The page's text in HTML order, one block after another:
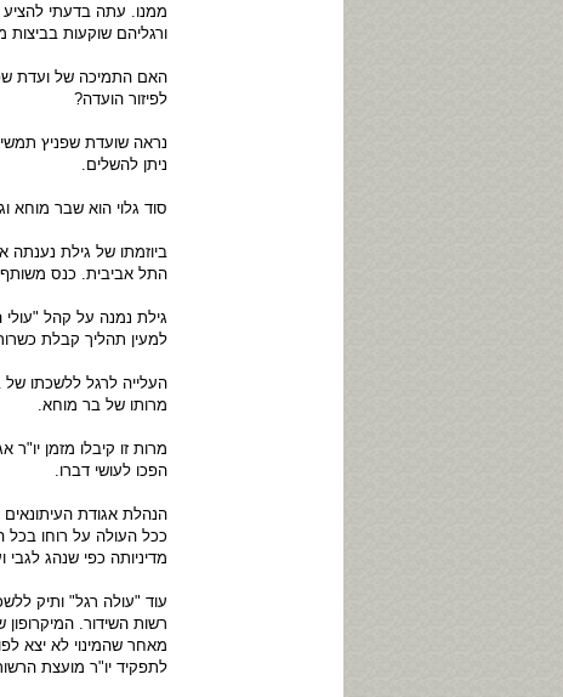
ממנו. עתה בדעתי להציע
ורגליהם שוקעות בביצות
האם התמיכה של ועדת
לפיזור הועדה?
נראה שועדת שפניץ
ניתן להשלים.
סוד גלוי הוא שבר מוחא
ביוזמתו של גילת נענתה
התל אביבית. כנס משותף
גילת נמנה על קהל
למעין תהליך קבלת
העלייה לרגל ללשכתו
מרותו של בר מוחא.
מרות זו קיבלו מזמן
הפכו לעושי דברו.
הנהלת אגודת
ככל העולה על רוחו
מדיניותה כפי שנהג לגבי
עוד "עולה רגל" ותיק
רשות השידור.
מאחר שהמינוי לא יצא
לתפקיד יו"ר מועצת